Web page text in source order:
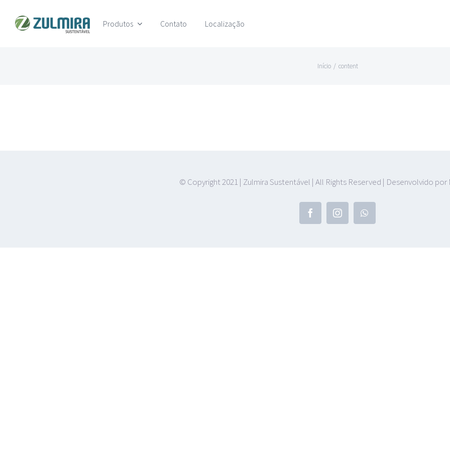
para
Produtos Contato Localização
Início / content
© Copyright 2021 | Zulmira Sustentável | All Rights Reserved | Desenvolvido